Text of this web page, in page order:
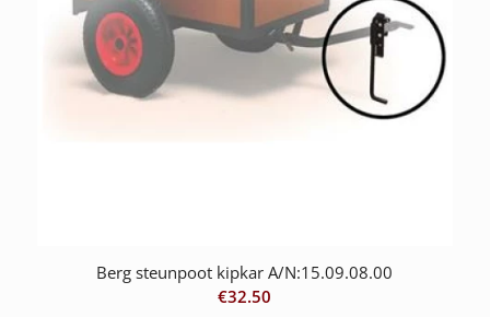
Berg steunpoot kipkar A/N:15.09.08.00
€32.50